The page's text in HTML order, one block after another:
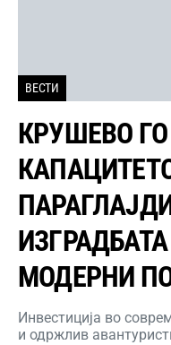
ВЕСТИ
КРУШЕВО
МОДЕРНИ
Инвестиција во
и одржлив